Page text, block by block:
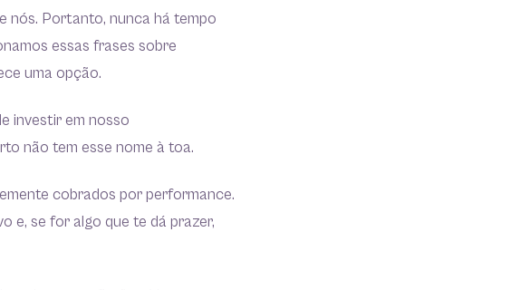
nós. Portanto, nunca há tempo
essas frases sobre
uma opção.
investir em nosso
não tem esse nome à toa.
cobrados por performance.
e, se for algo que te dá prazer,